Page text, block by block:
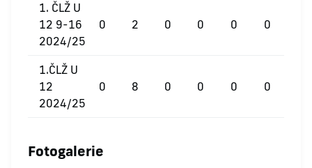
1. ČLŽ U
12 9-16
2024/25
0 2 0 0 0 0
1.ČLŽ U
12
2024/25
0 8 0 0 0 0
Fotogalerie